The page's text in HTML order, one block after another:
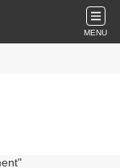
MENU